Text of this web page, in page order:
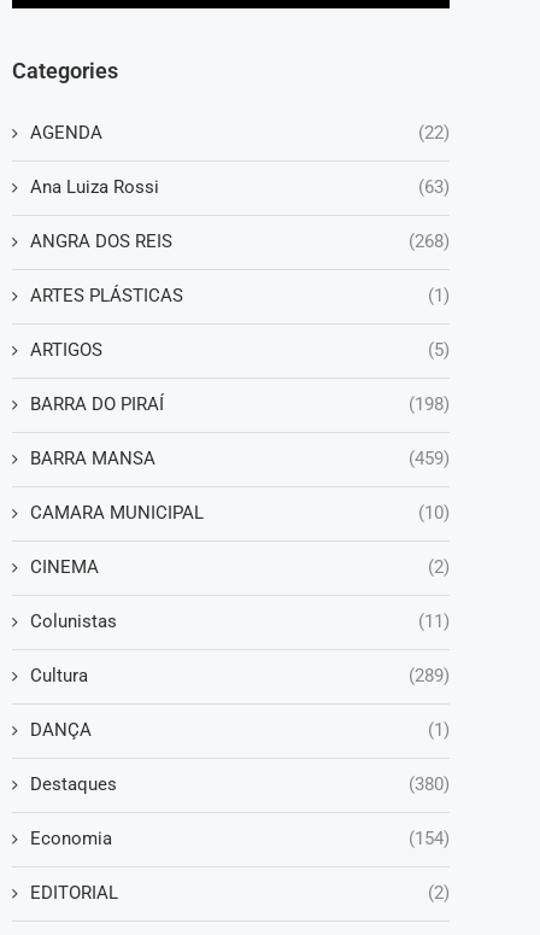
Categories
AGENDA (22)
Ana Luiza Rossi (63)
ANGRA DOS REIS (268)
ARTES PLÁSTICAS (1)
ARTIGOS (5)
BARRA DO PIRAÍ (198)
BARRA MANSA (459)
CAMARA MUNICIPAL (10)
CINEMA (2)
Colunistas (11)
Cultura (289)
DANÇA (1)
Destaques (380)
Economia (154)
EDITORIAL (2)